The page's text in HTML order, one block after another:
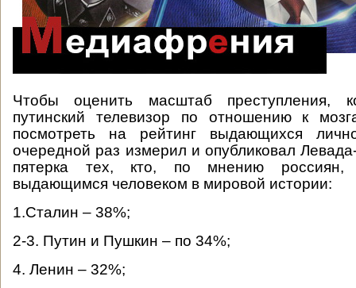
Чтобы оценить масштаб преступления,
путинский телевизор по отношению к
посмотреть на рейтинг выдающихся
очередной раз измерил и опубликовал
пятерка тех, кто, по мнению россиян,
выдающимся человеком в мировой истории:
1.Сталин – 38%;
2-3. Путин и Пушкин – по 34%;
4. Ленин – 32%;